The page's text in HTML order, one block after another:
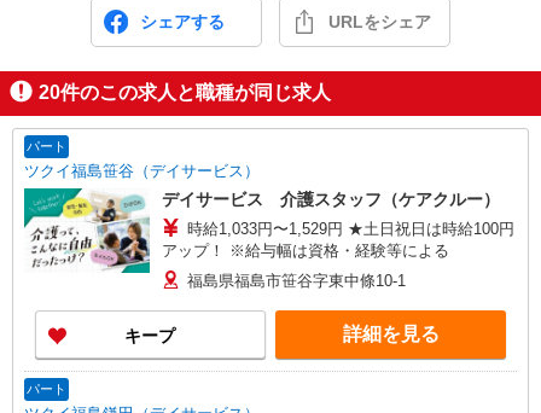
シェアする URLをシェア
20件のこの求人と職種が同じ求人
パート
ツクイ福島笹谷（デイサービス）
デイサービス 介護スタッフ（ケアクルー）
時給1,033円〜1,529円 ★土日祝日は時給100円
アップ！ ※給与幅は資格・経験等による
福島県福島市笹谷字東中條10-1
キープ 詳細を見る
パート